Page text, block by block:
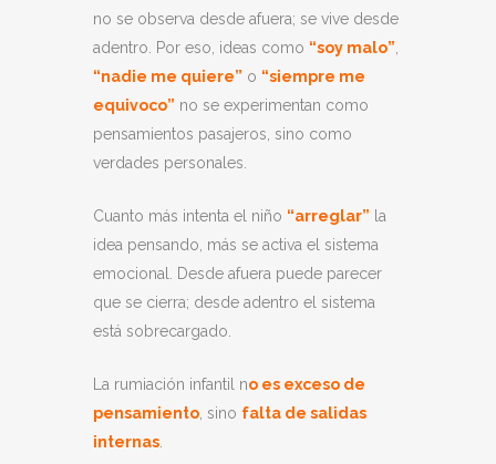
no se observa desde afuera; se vive desde
adentro. Por eso, ideas como “soy malo”
“nadie me quiere” o “siempre me
equivoco” no se experimentan como
pensamientos pasajeros, sino como
verdades personales.
Cuanto más intenta el niño “arreglar” la
idea pensando, más se activa el sistema
emocional. Desde afuera puede parecer
que se cierra; desde adentro el sistema
está sobrecargado.
La rumiación infantil no es exceso de
pensamiento , sino falta de salidas
internas